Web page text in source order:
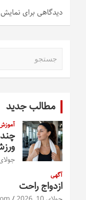
دیدگاهی برای
مطالب جدید
جولای 18,
آگهی
ازدواج راحت